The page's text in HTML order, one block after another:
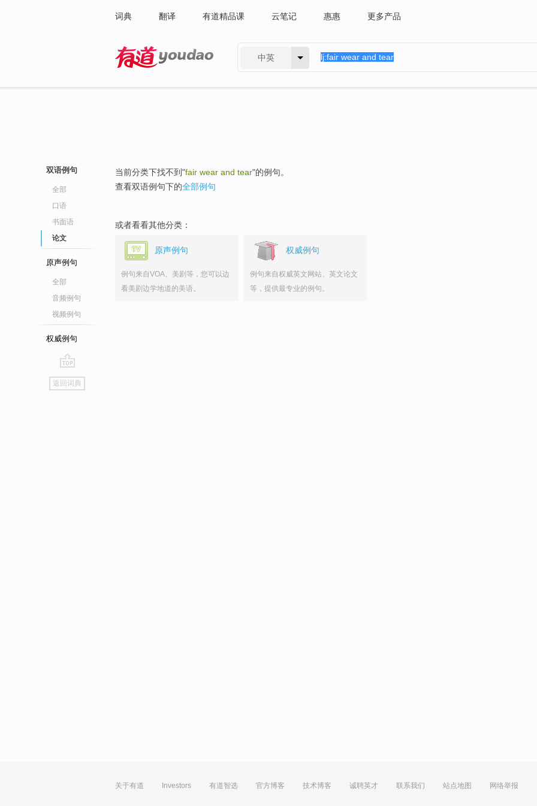
词典 翻译 有道精品课 云笔记 惠惠 更多产品
中英
双语例句
全部
口语
书面语
论文
原声例句
全部
音频例句
视频例句
权威例句
go
top
返回词典
当前分类下找不到"fair wear and tear"的例句。
查看双语例句下的全部例句
或者看看其他分类：
原声例句
例句来自VOA、美剧等，您可以边
看美剧边学地道的美语。
权威例句
例句来自权威英文网站、英文论文
等，提供最专业的例句。
关于有道 Investors 有道智选 官方博客 技术博客 诚聘英才 联系我们 站点地图 网络举报